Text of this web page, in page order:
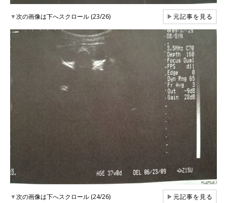
▼次の画像は下へスクロール (23/26) ▶元記事を見る
▼次の画像は下へスクロール (24/26) ▶元記事を見る